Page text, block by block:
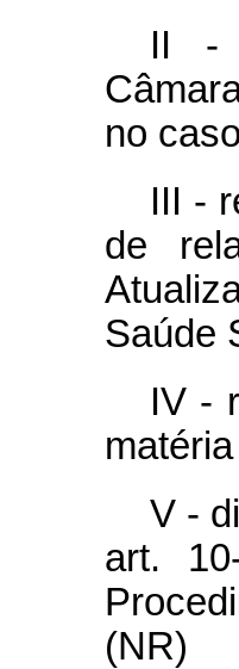
II -
no
III -
de
Saúde
IV -
V -
art.
(NR)